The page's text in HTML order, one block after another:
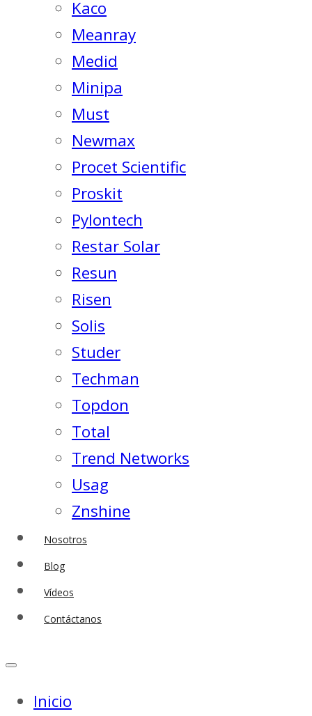
Kaco
Meanray
Medid
Minipa
Must
Newmax
Procet Scientific
Proskit
Pylontech
Restar Solar
Resun
Risen
Solis
Studer
Techman
Topdon
Total
Trend Networks
Usag
Znshine
Nosotros
Blog
Vídeos
Contáctanos
Inicio